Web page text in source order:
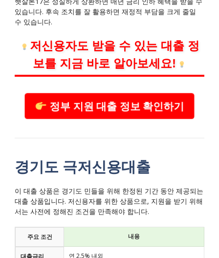
있습니다. 후속 조치를 잘 활용하면 재정적 부담을 크게 줄일
수 있습니다.
저신용자도 받을 수 있는 대출 정
보를 지금 바로 알아보세요!
정부 지원 대출 정보 확인하기
경기도 극저신용대출
이 대출 상품은 경기도 민들을 위해 한정된 기간 동안 제공되는
대출 상품입니다. 저신용자를 위한 상품으로, 지원을 받기 위해
서는 사전에 정해진 조건을 만족해야 합니다.
주요 조건 내용
대출금리 연 2.5% 내외